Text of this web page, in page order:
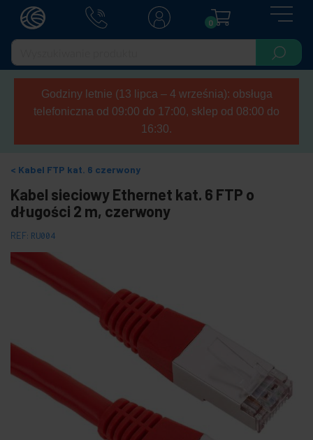
0
Godziny letnie (13 lipca – 4 września): obsługa
telefoniczna od 09:00 do 17:00, sklep od 08:00 do
16:30.
Kabel FTP kat. 6 czerwony
Kabel sieciowy Ethernet kat. 6 FTP o
długości 2 m, czerwony
REF: RU004